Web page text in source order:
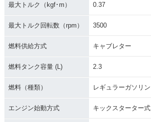
最大トルク（kgf･m） 0.37
最大トルク回転数（rpm） 3500
燃料供給方式 キャブレター
燃料タンク容量 (L) 2.3
燃料（種類） レギュラーガソリン
エンジン始動方式 キックスターター式